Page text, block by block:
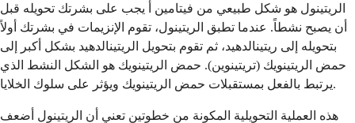
الريتينول هو شكل طبيعي من فيتامين أ يجب على بشرتك تحويله قبل
أن يصبح نشطاً. عندما تطبق الريتينول، تقوم الإنزيمات في بشرتك أولاً
بتحويله إلى ريتينالدهيد، ثم تقوم بتحويل الريتينالدهيد بشكل أكبر إلى
حمض الريتينويك (تريتينوين). حمض الريتينويك هو الشكل النشط الذي
يرتبط بالفعل بمستقبلات حمض الريتينويك ويؤثر على سلوك الخلايا.
هذه العملية التحويلية المكونة من خطوتين تعني أن الريتينول أضعف